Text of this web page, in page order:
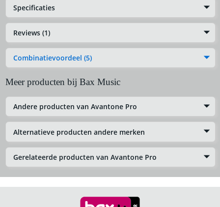
Specificaties
Reviews (1)
Combinatievoordeel (5)
Meer producten bij Bax Music
Andere producten van Avantone Pro
Alternatieve producten andere merken
Gerelateerde producten van Avantone Pro